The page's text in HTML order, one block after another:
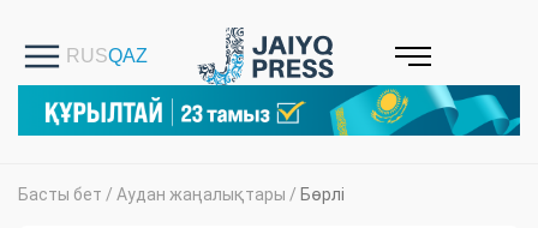
Басты бет / Аудан жаңалықтары / Бөрлі